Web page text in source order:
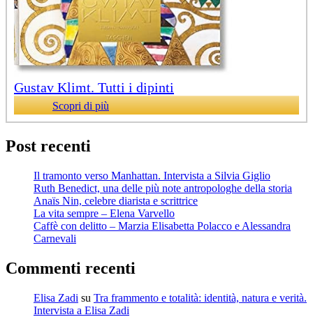
Gustav Klimt. Tutti i dipinti
Scopri di più
Post recenti
Il tramonto verso Manhattan. Intervista a Silvia Giglio
Ruth Benedict, una delle più note antropologhe della storia
Anaïs Nin, celebre diarista e scrittrice
La vita sempre – Elena Varvello
Caffè con delitto – Marzia Elisabetta Polacco e Alessandra
Carnevali
Commenti recenti
Elisa Zadi su Tra frammento e totalità: identità, natura e verità.
Intervista a Elisa Zadi